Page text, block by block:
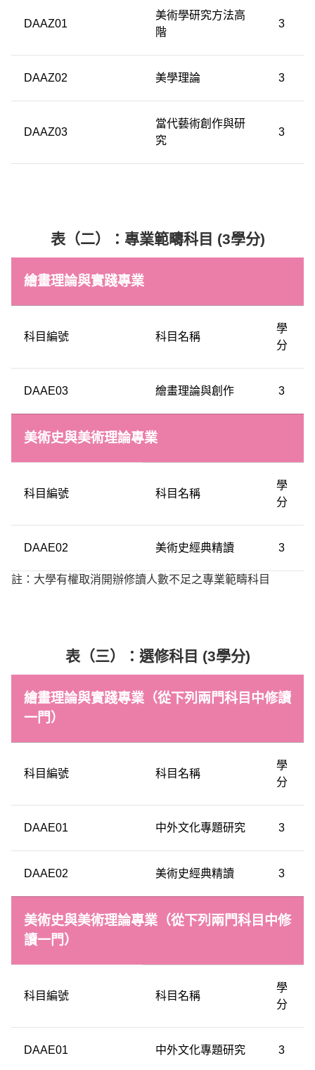
DAAZ01
美術學研究方法高
階
3
DAAZ02 美學理論 3
DAAZ03
當代藝術創作與研
究
3
表（二）：專業範疇科目 (3學分)
繪畫理論與實踐專業
科目編號 科目名稱
學
分
DAAE03 繪畫理論與創作 3
美術史與美術理論專業
科目編號 科目名稱
學
分
DAAE02 美術史經典精讀 3
註：大學有權取消開辦修讀人數不足之專業範疇科目
表（三）：選修科目 (3學分)
繪畫理論與實踐專業（從下列兩門科目中修讀
一門）
科目編號 科目名稱
學
分
DAAE01 中外文化專題研究 3
DAAE02 美術史經典精讀 3
美術史與美術理論專業（從下列兩門科目中修
讀一門）
科目編號 科目名稱
學
分
DAAE01 中外文化專題研究 3